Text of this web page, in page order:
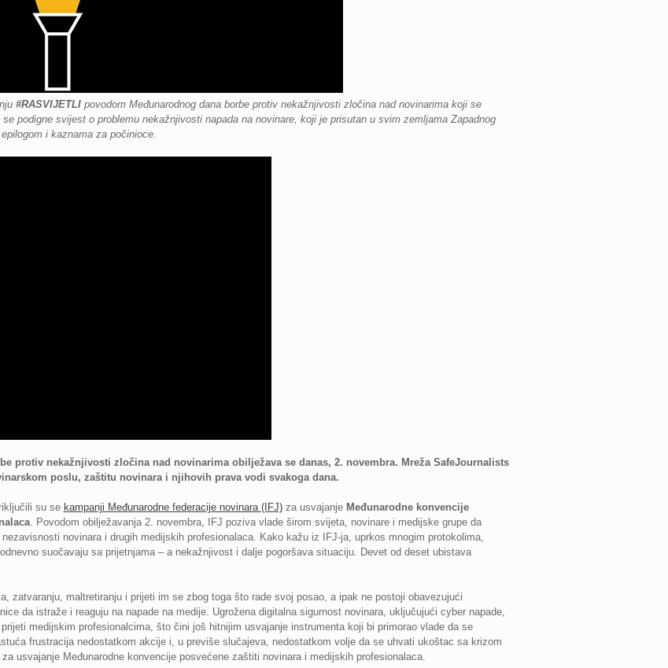
#RASVIJETLI povodom Međunarodnog dana borbe protiv nekažnjivosti zločina nad novinarima koji se
se podigne svijest o problemu nekažnjivosti napada na novinare, koji je prisutan u svim zemljama Zapadnog
i kaznama za počinioce.
protiv nekažnjivosti zločina nad novinarima obilježava se danas, 2. novembra. Mreža SafeJournalists
poslu, zaštitu novinara i njihovih prava vodi svakoga dana.
su se kampanji Međunarodne federacije novinara (IFJ)za usvajanje Međunarodne konvencije
. Povodom obilježavanja 2. novembra, IFJ poziva vlade širom svijeta, novinare i medijske grupe da
novinara i drugih medijskih profesionalaca. Kako kažu iz IFJ-ja, uprkos mnogim protokolima,
suočavaju sa prijetnjama – a nekažnjivost i dalje pogoršava situaciju. Devet od deset ubistava
zatvaranju, maltretiranju i prijeti im se zbog toga što rade svoj posao, a ipak ne postoji obavezujući
da istraže i reaguju na napade na medije. Ugrožena digitalna sigurnost novinara, uključujući cyber napade,
medijskim profesionalcima, što čini još hitnijim usvajanje instrumenta koji bi primorao vlade da se
frustracija nedostatkom akcije i, u previše slučajeva, nedostatkom volje da se uhvati ukoštac sa krizom
usvajanje Međunarodne konvencije posvećene zaštiti novinara i medijskih profesionalaca.